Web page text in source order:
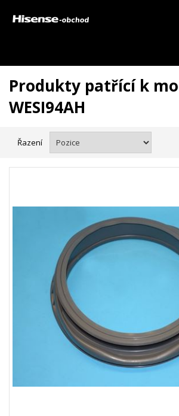
Vzhledem k aktuální situaci se může dodání
zpozdit. Děkujeme za
Produkty patřící k
WESI94AH
Řazení